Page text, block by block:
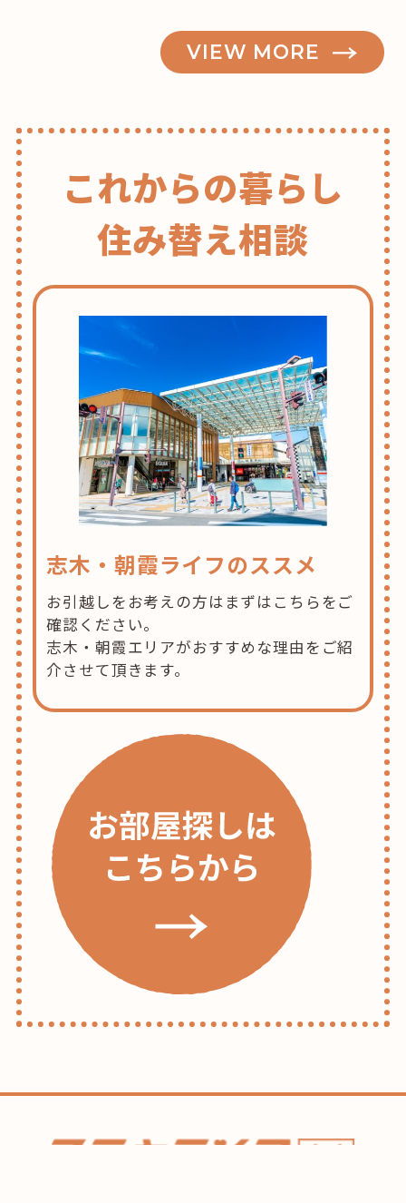
VIEW MORE
これからの暮らし
住み替え相談
志木・朝霞ライフのススメ
お引越しをお考えの方はまずはこちらをご
確認ください。
志木・朝霞エリアがおすすめな理由をご紹
介させて頂きます。